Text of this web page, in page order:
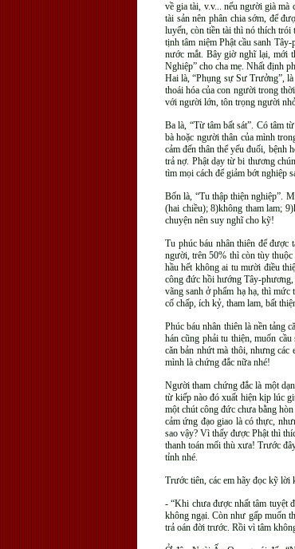
về gia tài, v.v... nếu người già
tài sản nên phân chia sớm, để
luyến, còn tiền tài thì nó thích trói
tịnh tâm niệm Phật cầu sanh
nước mắt. Bây giờ nghĩ lại, mới
Nghiệp” cho cha mẹ. Nhất định
Hai là, “Phụng sự Sư Trưởng”,
thoái hóa của con người trong
với người lớn, tôn trọng người
Ba là, “Từ tâm bất sát”. Có tâm
bà hoặc người thân của mình
cảm đến thân thể yếu đuối, bệnh
trả nợ. Phật dạy từ bi thương
tìm mọi cách để giảm bớt nghiệp
Bốn là, “Tu thập thiện nghiệp”.
(hai chiều); 8)không tham lam;
chuyện nên suy nghĩ cho kỹ!
Tu phúc báu nhân thiên để
người, trên 50% thì còn tùy
hầu hết không ai tu mười điều
công đức hồi hướng Tây-
vãng sanh ở phẩm hạ hạ, thì
cố chấp, ích kỷ, tham lam, bất
Phúc báu nhân thiên là nền tảng
hán cũng phải tu thiện, muốn
căn bản nhứt mà thôi, nhưng
mình là chứng đắc nữa nhé!
Người tham chứng đắc là một
từ kiếp nào đó xuất hiện kịp lúc
một chút công đức chưa bằng
cảm ứng đạo giao là có thực,
sao vậy? Vì thấy được Phật thì
thanh toán mối thù xưa! Trước
tỉnh nhé.
Trước tiên, các em hãy đọc kỹ lời
- “Khi chưa được nhất tâm tuyệt
không ngại. Còn như gấp muốn
trả oán đời trước. Rồi vì tâm